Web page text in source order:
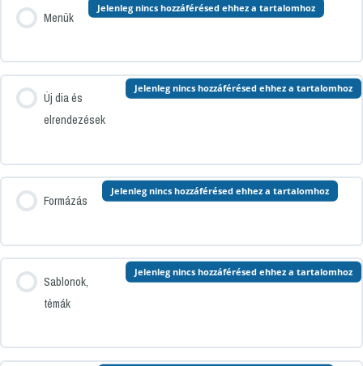
Menük
Jelenleg nincs hozzáférésed ehhez a tartalomhoz
Új dia és
elrendezések
Jelenleg nincs hozzáférésed ehhez a tartalomhoz
Formázás
Jelenleg nincs hozzáférésed ehhez a tartalomhoz
Sablonok,
témák
Jelenleg nincs hozzáférésed ehhez a tartalomhoz